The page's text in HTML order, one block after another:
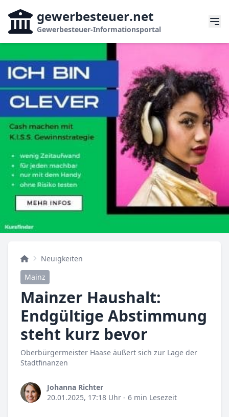
gewerbesteuer.net
Gewerbesteuer-Informationsportal
Neuigkeiten
Mainz
Mainzer Haushalt:
Endgültige Abstimmung
steht kurz bevor
Oberbürgermeister Haase äußert sich zur Lage der
Stadtfinanzen
Johanna Richter
20.01.2025, 17:18 Uhr - 6 min Lesezeit